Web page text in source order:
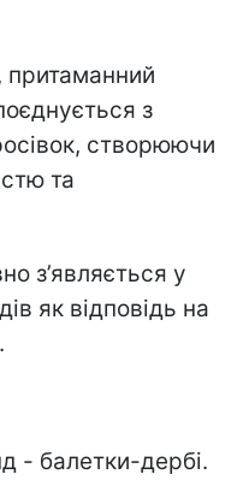
притаманний
з
створюючи
та
з’являється у
як відповідь на
- балетки-дербі.